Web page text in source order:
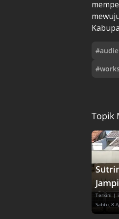
#
#
Topik
Terkini |
Sabtu, 8